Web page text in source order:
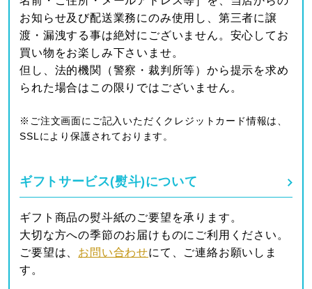
お知らせ及び配送業務にのみ使用し、第三者に譲
渡・漏洩する事は絶対にございません。安心してお
買い物をお楽しみ下さいませ。
但し、法的機関（警察・裁判所等）から提示を求め
られた場合はこの限りではございません。
※ご注文画面にご記入いただくクレジットカード情報は、
SSLにより保護されております。
ギフトサービス(熨斗)について
ギフト商品の熨斗紙のご要望を承ります。
大切な方への季節のお届けものにご利用ください。
ご要望は、 お問い合わせにて、ご連絡お願いしま
す。